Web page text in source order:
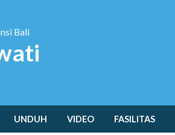
Bali
UNDUH VIDEO FASILITAS